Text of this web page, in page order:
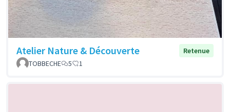
Atelier Nature & Découverte
Retenue
TOBBECHE
5 1